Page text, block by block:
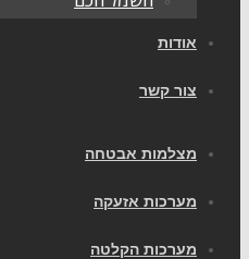
אודות
צור קשר
מצלמות אבטחה
מערכות אזעקה
מערכות הקלטה